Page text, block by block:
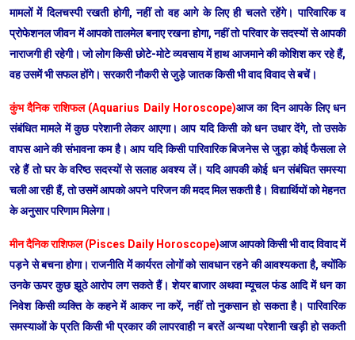
मामलों में दिलचस्पी रखती होगी, नहीं तो वह आगे के लिए ही चलते रहेंगे। पारिवारिक व
प्रोफेशनल जीवन में आपको तालमेल बनाए रखना होगा, नहीं तो परिवार के सदस्यों से आपकी
नाराजगी ही रहेगी। जो लोग किसी छोटे-मोटे व्यवसाय में हाथ आजमाने की कोशिश कर रहे हैं,
वह उसमें भी सफल होंगे। सरकारी नौकरी से जुड़े जातक किसी भी वाद विवाद से बचें।
कुंभ दैनिक राशिफल (Aquarius Daily Horoscope)आज का दिन आपके लिए धन
संबंधित मामले में कुछ परेशानी लेकर आएगा। आप यदि किसी को धन उधार देंगे, तो उसके
वापस आने की संभावना कम है। आप यदि किसी पारिवारिक बिजनेस से जुड़ा कोई फैसला ले
रहे हैं तो घर के वरिष्ठ सदस्यों से सलाह अवश्य लें। यदि आपकी कोई धन संबंधित समस्या
चली आ रही हैं, तो उसमें आपको अपने परिजन की मदद मिल सकती है। विद्यार्थियों को मेहनत
के अनुसार परिणाम मिलेगा।
मीन दैनिक राशिफल (Pisces Daily Horoscope)आज आपको किसी भी वाद विवाद में
पड़ने से बचना होगा। राजनीति में कार्यरत लोगों को सावधान रहने की आवश्यकता है, क्योंकि
उनके ऊपर कुछ झूठे आरोप लग सकते हैं। शेयर बाजार अथवा म्यूचल फंड आदि में धन का
निवेश किसी व्यक्ति के कहने में आकर ना करें, नहीं तो नुकसान हो सकता है। पारिवारिक
समस्याओं के प्रति किसी भी प्रकार की लापरवाही न बरतें अन्यथा परेशानी खड़ी हो सकती